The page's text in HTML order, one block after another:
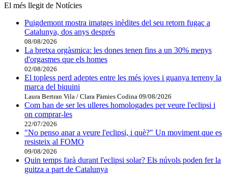
El més llegit de Notícies
Puigdemont mostra imatges inèdites del seu retorn fugaç a
Catalunya, dos anys després
08/08/2026
La bretxa orgàsmica: les dones tenen fins a un 30% menys
d'orgasmes que els homes
02/08/2026
El topless perd adeptes entre les més joves i guanya terreny la
marca del biquini
Laura Bertran Vila / Clara Pàmies Codina 09/08/2026
Com han de ser les ulleres homologades per veure l'eclipsi i
on comprar-les
22/07/2026
"No penso anar a veure l'eclipsi, i què?" Un moviment que es
resisteix al FOMO
09/08/2026
Quin temps farà durant l'eclipsi solar? Els núvols poden fer la
guitza a part de Catalunya